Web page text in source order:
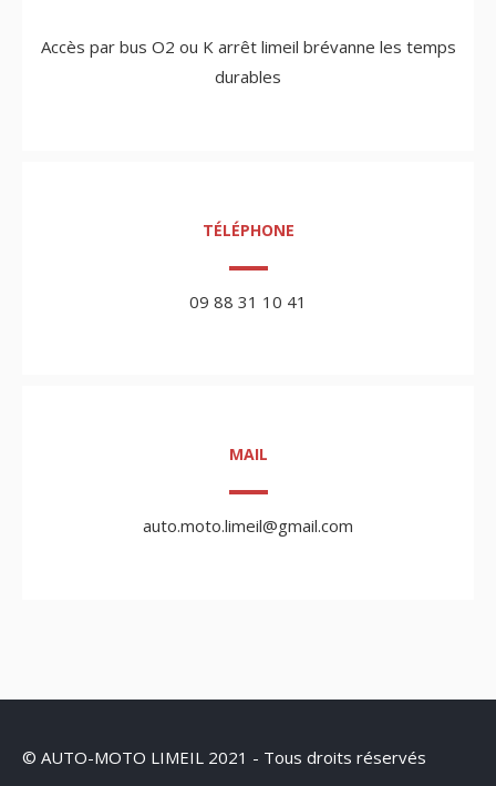
Accès par bus O2 ou K arrêt limeil brévanne les temps
durables
TÉLÉPHONE
09 88 31 10 41
MAIL
auto.moto.limeil@gmail.com
© AUTO-MOTO LIMEIL 2021 - Tous droits réservés